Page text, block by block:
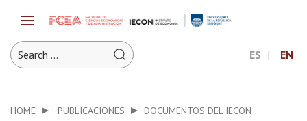
ES EN
HOME PUBLICACIONES DOCUMENTOS DEL IECON